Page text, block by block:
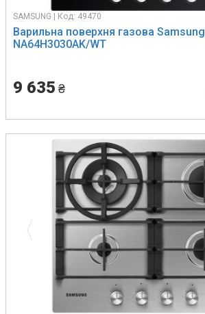
SAMSUNG | Код: 49470
Варильна поверхня газова Samsung
NA64H3030AK/WT
9 635 ₴
Previous